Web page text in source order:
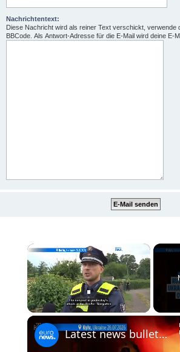
Nachrichtentext:
Diese Nachricht wird als reiner Text verschickt, verwende
BBCode. Als Antwort-Adresse für die E-Mail wird deine E-
×
Latest news bulletin | July 27th, 2026 – Morning